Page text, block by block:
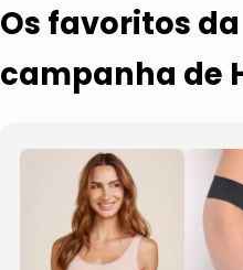
Os favoritos
campanha de